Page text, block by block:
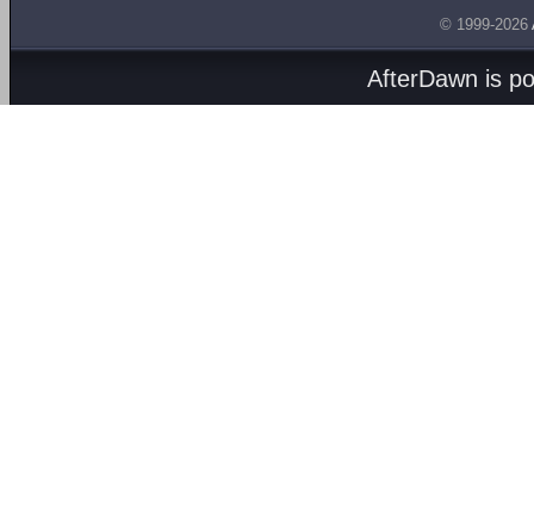
© 1999-2026
AfterDawn is